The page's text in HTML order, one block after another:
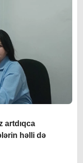
artdıqca
həlli də